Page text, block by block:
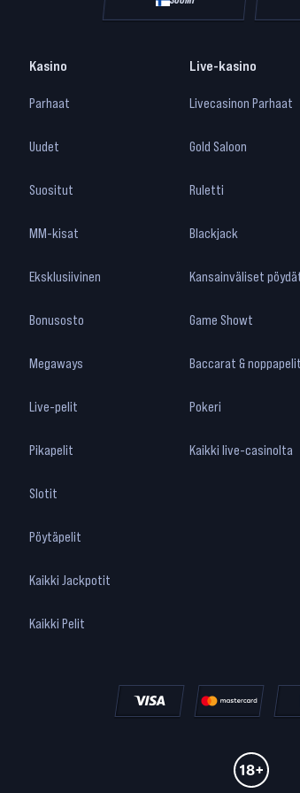
Kasino
Parhaat
Uudet
Suositut
MM-kisat
Eksklusiivinen
Bonusosto
Megaways
Live-pelit
Pikapelit
Slotit
Pöytäpelit
Kaikki Jackpotit
Kaikki Pelit
Live-kasino
Livecasinon Parhaat
Gold Saloon
Ruletti
Blackjack
Kansainväliset
Game Showt
Baccarat & noppapelit
Pokeri
Kaikki live-casinolta